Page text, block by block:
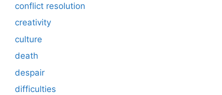
conflict resolution
creativity
culture
death
despair
difficulties